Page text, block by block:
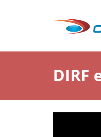
DIRF